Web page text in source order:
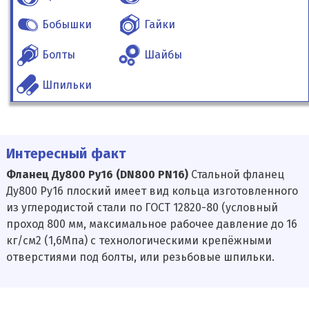
Бобышки Гайки
Болты Шайбы
Шпильки
Интересный факт
Фланец Ду800 Ру16 (DN800 PN16)Стальной фланец
Ду800 Ру16 плоский имеет вид кольца изготовленного
из углеродистой стали по ГОСТ 12820-80 (условный
проход 800 мм, максимальное рабочее давление до 16
кг/см2 (1,6Мпа) с технологическими крепёжными
отверстиями под болты, или резьбовые шпильки.